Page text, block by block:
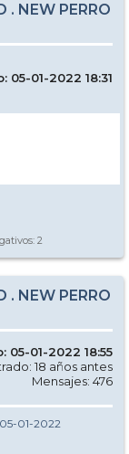
. NEW PERRO
05-01-2022 18:31
2
. NEW PERRO
05-01-2022 18:55
18 años antes
Mensajes: 476
01-2022